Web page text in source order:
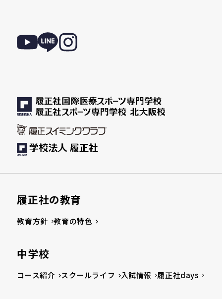
履正社の教育
教育方針 教育の特色
中学校
コース紹介 スクールライフ 入試情報 履正社days